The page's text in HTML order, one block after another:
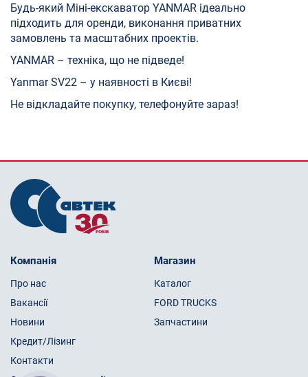
Будь-який Міні-екскаватор YANMAR ідеально
підходить для оренди, виконання приватних
замовлень та масштабних проектів.
YANMAR – техніка, що не підведе!
Yanmar SV22 – у наявності в Києві!
Не відкладайте покупку, телефонуйте зараз!
Компанія
Про нас
Вакансії
Новини
Кредит/Лізинг
Контакти
Магазин
Каталог
FORD TRUCKS
Запчастини